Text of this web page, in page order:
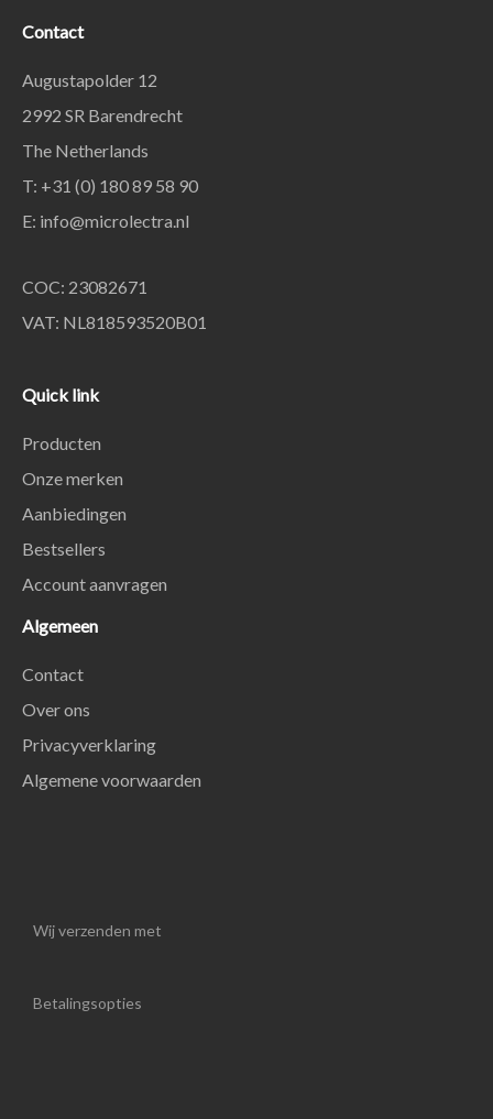
Contact
Augustapolder 12
2992 SR Barendrecht
The Netherlands
T: +31 (0) 180 89 58 90
E: info@microlectra.nl
COC: 23082671
VAT: NL818593520B01
Quick link
Producten
Onze merken
Aanbiedingen
Bestsellers
Account aanvragen
Algemeen
Contact
Over ons
Privacyverklaring
Algemene voorwaarden
Wij verzenden met
Betalingsopties